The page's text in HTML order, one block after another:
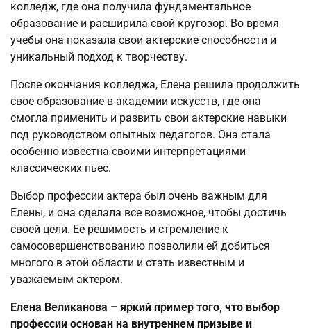
колледж, где она получила фундаментальное
образование и расширила свой кругозор. Во время
учебы она показала свои актерские способности и
уникальный подход к творчеству.
После окончания колледжа, Елена решила продолжить
свое образование в академии искусств, где она
смогла применить и развить свои актерские навыки
под руководством опытных педагогов. Она стала
особенно известна своими интерпретациями
классических пьес.
Выбор профессии актера был очень важным для
Елены, и она сделала все возможное, чтобы достичь
своей цели. Ее решимость и стремление к
самосовершенствованию позволили ей добиться
многого в этой области и стать известным и
уважаемым актером.
Елена Великанова – яркий пример того, что выбор
профессии основан на внутреннем призыве и